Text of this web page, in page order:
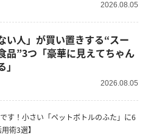
2026.08.05
い人」が買い置きする“スー
品”3つ「豪華に見えてちゃん
2026.08.05
す！小さい「ペットボトルのふた」に6
術3選】